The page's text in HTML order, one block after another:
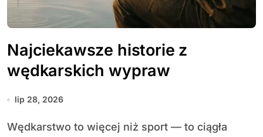
Najciekawsze historie z
wędkarskich wypraw
lip 28, 2026
Wędkarstwo to więcej niż sport — to ciągła